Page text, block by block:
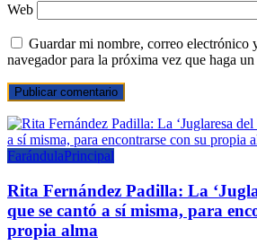
Web
Guardar mi nombre, correo electrónico
navegador para la próxima vez que haga
FarándulaPrincipal
Rita Fernández Padilla: La
que se cantó a sí misma, para
propia alma